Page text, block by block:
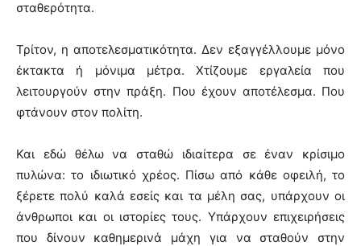
σταθερότητα.
Τρίτον, η αποτελεσματικότητα. Δεν εξαγγέλλουμε μόνο
έκτακτα ή μόνιμα μέτρα. Χτίζουμε εργαλεία που
λειτουργούν στην πράξη. Που έχουν αποτέλεσμα. Που
φτάνουν στον πολίτη.
Και εδώ θέλω να σταθώ ιδιαίτερα σε έναν κρίσιμο
πυλώνα: το ιδιωτικό χρέος. Πίσω από κάθε οφειλή, το
ξέρετε πολύ καλά εσείς και τα μέλη σας, υπάρχουν οι
άνθρωποι και οι ιστορίες τους. Υπάρχουν επιχειρήσεις
που δίνουν καθημερινά μάχη για να σταθούν στην